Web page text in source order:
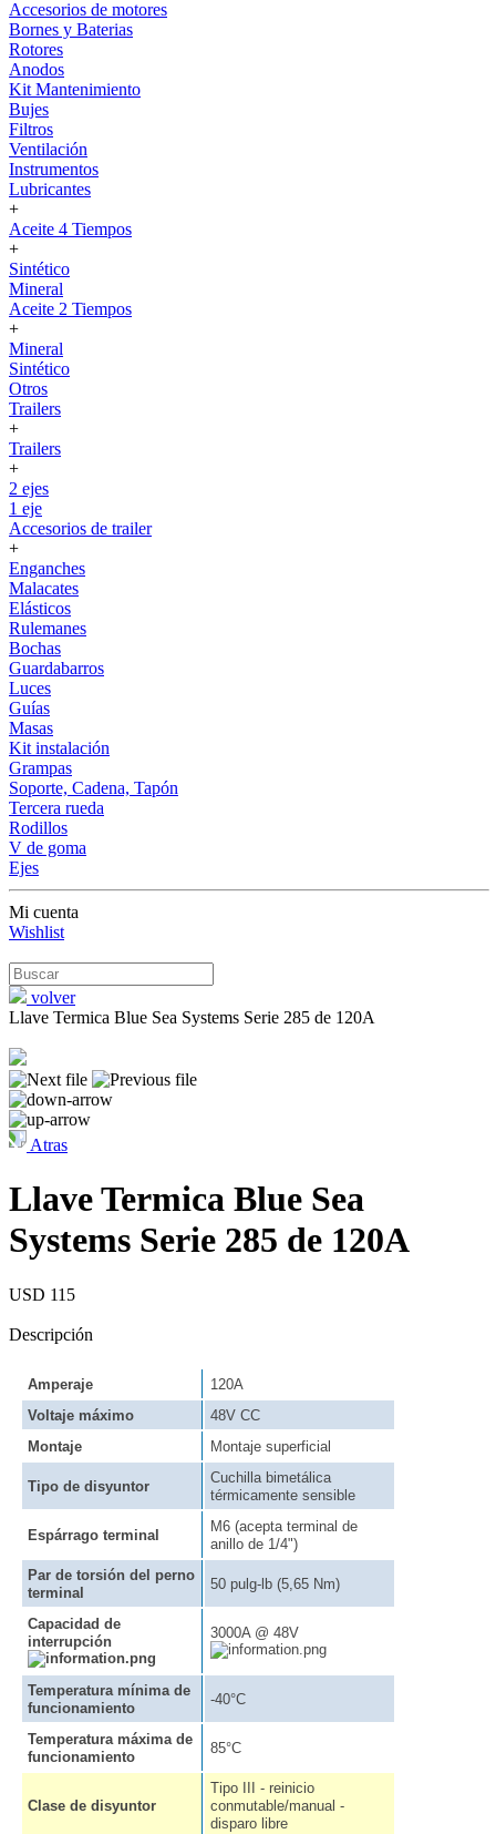
Accesorios de motores
Bornes y Baterias
Rotores
Anodos
Kit Mantenimiento
Bujes
Filtros
Ventilación
Instrumentos
Lubricantes
+
Aceite 4 Tiempos
+
Sintético
Mineral
Aceite 2 Tiempos
+
Mineral
Sintético
Otros
Trailers
+
Trailers
+
2 ejes
1 eje
Accesorios de trailer
+
Enganches
Malacates
Elásticos
Rulemanes
Bochas
Guardabarros
Luces
Guías
Masas
Kit instalación
Grampas
Soporte, Cadena, Tapón
Tercera rueda
Rodillos
V de goma
Ejes
Mi cuenta
Wishlist
volver
Llave Termica Blue Sea Systems Serie 285 de 120A
Atras
Llave Termica Blue Sea
Systems Serie 285 de 120A
USD 115
Descripción
Amperaje
120A
Voltaje máximo
48V CC
Montaje
Montaje superficial
Tipo de disyuntor
Cuchilla bimetálica
térmicamente sensible
Espárrago terminal
M6 (acepta terminal de
anillo de 1/4")
Par de torsión del perno
terminal
50 pulg-lb (5,65 Nm)
Capacidad de
interrupción
3000A @ 48V
Temperatura mínima de
funcionamiento
-40°C
Temperatura máxima de
funcionamiento
85°C
Clase de disyuntor
Tipo III - reinicio
conmutable/manual -
disparo libre